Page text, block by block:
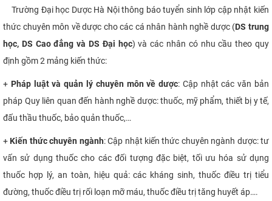
Trường Đại học Dược Hà Nội thông báo tuyển sinh lớp cập nhật kiến
thức chuyên môn về dược cho các cá nhân hành nghề dược (DS trung
học, DS Cao đẳng và DS Đại học) và các nhân có nhu cầu theo quy
định gồm 2 mảng kiến thức:
+ Pháp luật và quản lý chuyên môn về dược: Cập nhật các văn bản
pháp Quy liên quan đến hành nghề dược: thuốc, mỹ phẩm, thiết bị y tế,
đấu thầu thuốc, bảo quản thuốc,…
+ Kiến thức chuyên ngành: Cập nhật kiến thức chuyên ngành dược: tư
vấn sử dụng thuốc cho các đối tượng đặc biệt, tối ưu hóa sử dụng
thuốc hợp lý, an toàn, hiệu quả: các kháng sinh, thuốc điều trị tiểu
đường, thuốc điều trị rối loạn mỡ máu, thuốc điều trị tăng huyết áp….